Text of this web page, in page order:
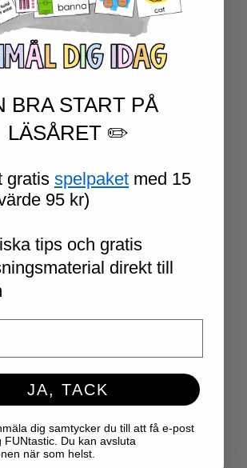
70 SEK
LÄS MER
BRA START PÅ
LÄSÅRET ✏️
gratis spelpaket med 15
95 kr)
tips och gratis
direkt till
JA, TACK
dig samtycker du till att få e-post
FUNtastic. Du kan avsluta
när som helst.